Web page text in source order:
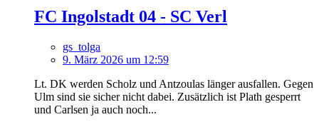
FC Ingolstadt 04 - SC Verl
gs_tolga
9. März 2026 um 12:59
Lt. DK werden Scholz und Antzoulas länger ausfallen. Gegen
Ulm sind sie sicher nicht dabei. Zusätzlich ist Plath gesperrt
und Carlsen ja auch noch...